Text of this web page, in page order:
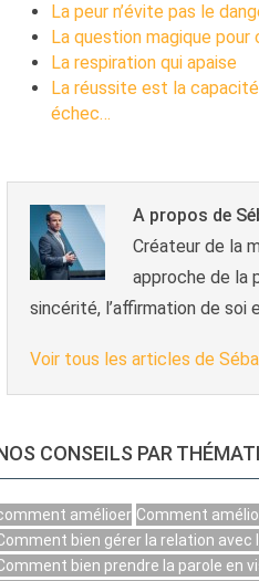
La peur n’évite pas le
La question magique
La respiration qui apaise
La réussite est la capacité
échec…
A propos de
Créateur de la
approche de la
sincérité, l’affirmation de soi
Voir tous les articles de
CONSEILS PAR
amélioer Comment
bien gérer la relation avec
bien prendre la parole en